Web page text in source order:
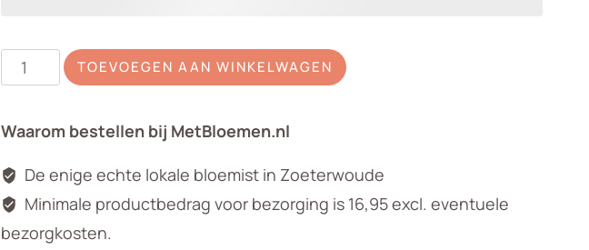
Boeket
aantal
TOEVOEGEN AAN WINKELWAGEN
Waarom bestellen bij MetBloemen.nl
De enige echte lokale bloemist in Zoeterwoude
Minimale productbedrag voor bezorging is 16,95 excl. eventuele
bezorgkosten.